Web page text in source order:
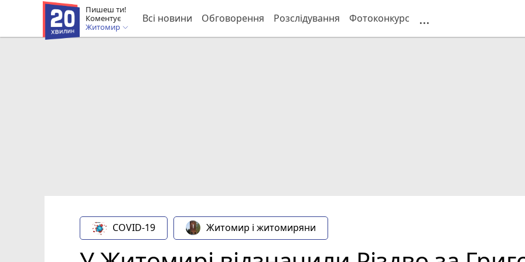
Пишеш ти!
Коментує
Житомир
Всі новини Обговорення Розслідування Фотоконкурс ...
COVID-19 Житомир і житомиряни